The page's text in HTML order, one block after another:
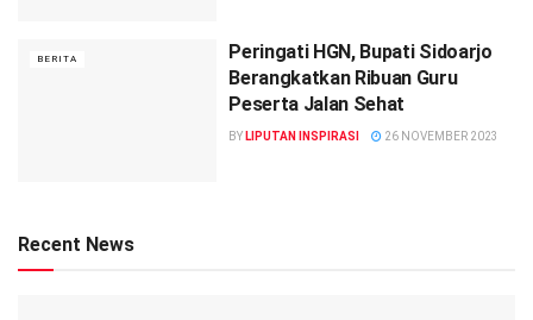
BERITA
Peringati HGN, Bupati Sidoarjo
Berangkatkan Ribuan Guru
Peserta Jalan Sehat
BY LIPUTAN INSPIRASI 26 NOVEMBER 2023
Recent News